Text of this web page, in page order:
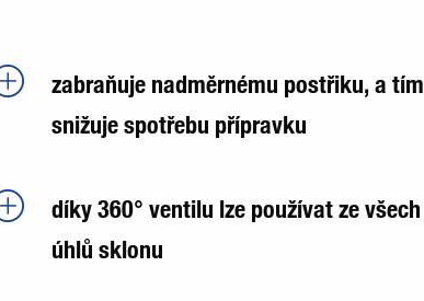
zabraňuje nadměrnému postřiku, a tím
snižuje spotřebu přípravku
díky 360° ventilu lze používat ze všech
úhlů sklonu